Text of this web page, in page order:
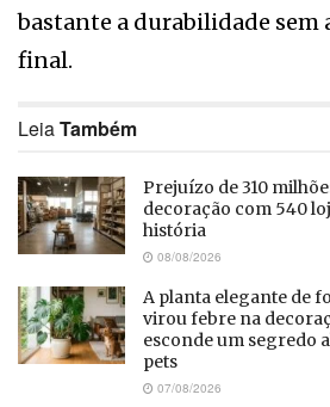
bastante a durabilidade sem
final.
LeiaTambém
Prejuízo de 310
decoração com 540
história
08/08/2026
A planta elegante de
virou febre na
esconde um segredo
pets
07/08/2026